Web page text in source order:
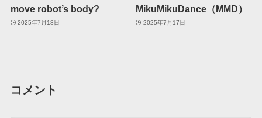
move robot’s body?
2025年7月18日
MikuMikuDance（MMD）
2025年7月17日
コメント